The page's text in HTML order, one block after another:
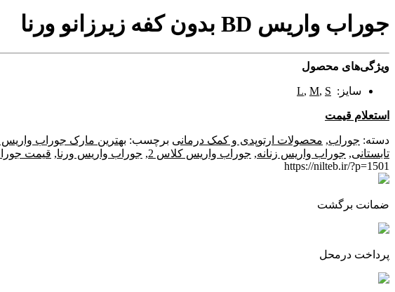
جوراب واریس BD بدون کفه زیرزانو ورنا
ویژگی‌های محصول
سایز: L, M, S
استعلام قیمت
دسته: جوراب, محصولات ارتوپدی و کمک درمانی برچسب: بهترین مارک جوراب واریس
تابستانی, جوراب واریس زنانه, جوراب واریس کلاس 2 , جوراب واریس ورنا, قیمت
https://nilteb.ir/?p=1501
ضمانت برگشت
پرداخت درمحل